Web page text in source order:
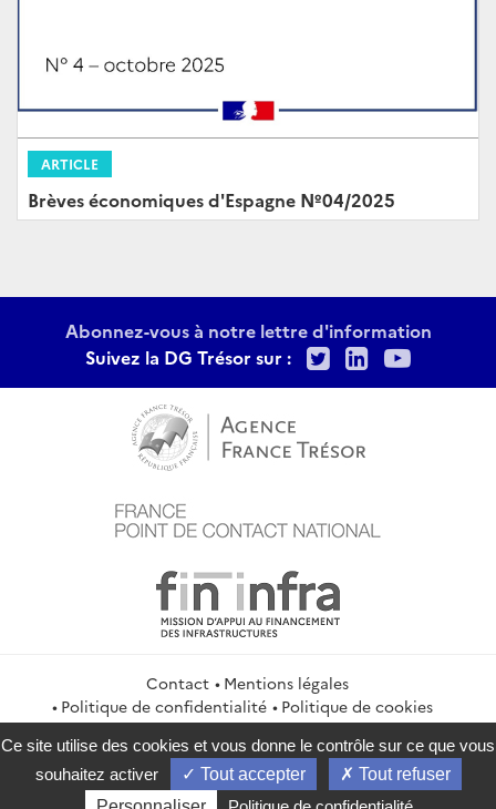
ARTICLE
Brèves économiques d'Espagne Nº04/2025
Abonnez-vous à notre lettre d'information
Suivez la DG Trésor sur :
TwitterLinkedIn
Contact
Mentions légales
Politique de confidentialité
Politique de cookies
Gestion des cookies
Flux RSS
service-public.gouv.fr
legifrance.gouv.fr
info.gouv.fr
data.gouv.fr
Ce site utilise des cookies et vous donne le contrôle sur ce que vous
souhaitez activer
Tout accepter
Tout refuser